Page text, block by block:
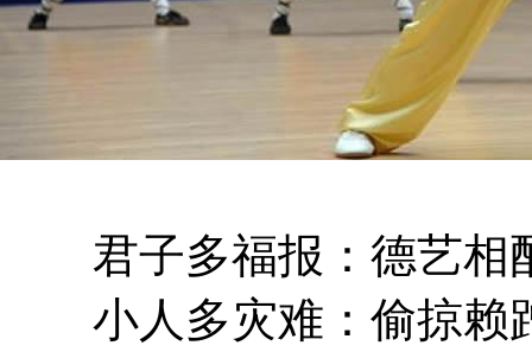
君子多福报：德艺相
小人多灾难：偷掠赖